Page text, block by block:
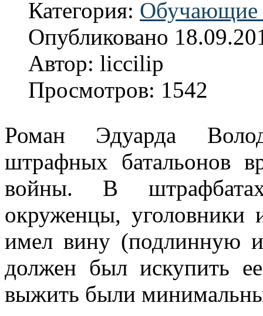
Категория: Обучающие
Опубликовано
Автор: liccilip
Просмотров: 1542
Роман Эдуарда
штрафных батальонов
войны. В
окруженцы, уголовники
имел вину (подлинную
должен был искупить
выжить были